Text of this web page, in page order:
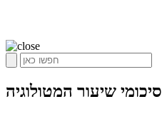
סיכומי שיעור המטולוגיה